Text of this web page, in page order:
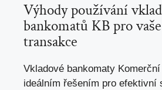
Výhody používání
bankomatů KB pro
transakce
Vkladové bankomaty
ideálním řešením pro efektivní